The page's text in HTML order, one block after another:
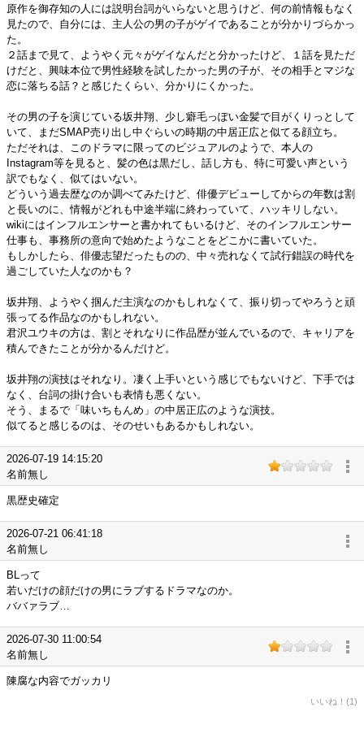
原作を御存知の人には説明台詞がいらないと思うけど、何の前情報もなく
見たので、自分には、主人公の男の子がゲイであることが分かりづらかっ
た。
２話まで見て、ようやく元々がゲイなんだと分かったけど、１話を見ただ
けだと、興味本位で男性経験を試したかった男の子が、その相手とマジな
恋に落ちる話？と感じたくらい、分かりにくかった。
その男の子を演じている坂井翔、少し癖毛っぽい金髪で目がくりっとして
いて、まだSMAP売り出し中ぐらいの時期の中居正広と似てる顔立ち。
ただそれは、このドラマに限ってのビジュアルのようで、本人の
Instagram等を見ると、髪の色は黒だし、話し方も、特に可愛い声という
訳でもなく、似てはいない。
どういう過去歴なのか調べてみたけど、俳優デビューしてからの年数は割
と長いのに、情報がどれも中途半端に終わっていて、ハッキリしない。
wikiにはインフルエンサーと書かれてもいるけど、そのインフルエンサー
仕事も、事務所の意向で始めたようなことをどこかに書いていた。
もしかしたら、俳優志望だったものの、中々売れなくて試行錯誤の時代を
過ごしていた人なのかも？
坂井翔、ようやく掴んだ主演なのかもしれなくて、振り切ってやろうと頑
張ってる作品なのかもしれない。
君沢ユウキの方は、割とそれなりに作品歴が並んでいるので、キャリアを
積んできたことが分かるんだけど。
坂井翔の演技はそれなり。凄く上手いという感じでもないけど、下手では
なく、台詞の掛け合いも表情も悪くない。
そう、まるで「味いちもんめ」の中居正広のような演技。
似てると感じるのは、そのせいもあるかもしれない。
2026-07-19 14:15:20
名前無し
黒歴史確定
2026-07-21 06:41:18
名前無し
BLって
若いだけの顔だけの男にラブするドラマなのか。
ババァラブ…
2026-07-30 11:00:54
名前無し
陳腐な内容でガッカリ
いいね！(1)